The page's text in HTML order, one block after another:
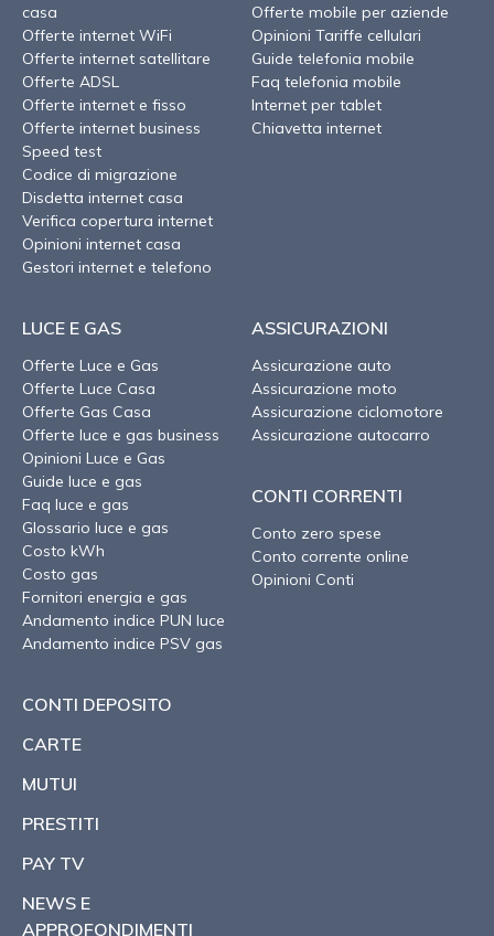
casa
Offerte internet WiFi
Offerte internet satellitare
Offerte ADSL
Offerte internet e fisso
Offerte internet business
Speed test
Codice di migrazione
Disdetta internet casa
Verifica copertura internet
Opinioni internet casa
Gestori internet e telefono
Offerte mobile per aziende
Opinioni Tariffe cellulari
Guide telefonia mobile
Faq telefonia mobile
Internet per tablet
Chiavetta internet
LUCE E GAS
Offerte Luce e Gas
Offerte Luce Casa
Offerte Gas Casa
Offerte luce e gas business
Opinioni Luce e Gas
Guide luce e gas
Faq luce e gas
Glossario luce e gas
Costo kWh
Costo gas
Fornitori energia e gas
Andamento indice PUN luce
Andamento indice PSV gas
ASSICURAZIONI
Assicurazione auto
Assicurazione moto
Assicurazione ciclomotore
Assicurazione autocarro
CONTI CORRENTI
Conto zero spese
Conto corrente online
Opinioni Conti
CONTI DEPOSITO
CARTE
MUTUI
PRESTITI
PAY TV
NEWS E
APPROFONDIMENTI